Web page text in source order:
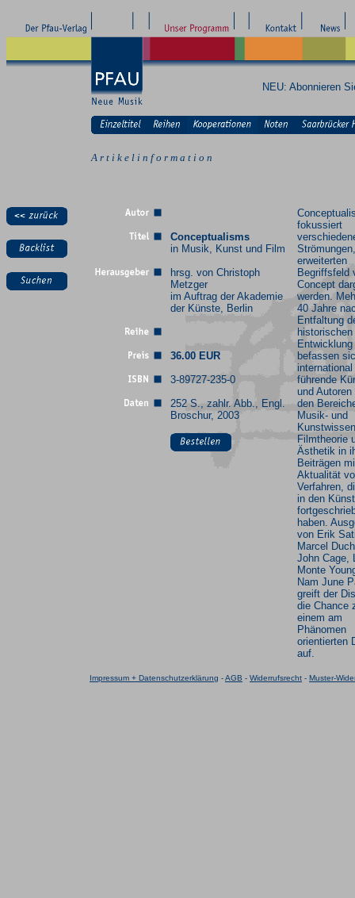
NEU: Abonnieren
A r t i k e l i n f o r m a t i o n
Conceptualisms
in Musik, Kunst und Film
hrsg. von Christoph
Metzger
im Auftrag der Akademie
der Künste, Berlin
36.00 EUR
3-89727-235-0
252 S., zahlr. Abb., Engl.
Broschur, 2003
fokussiert
erweiterten
Begriffsfeld
Concept
werden.
40 Jahre
Entfaltung
historischen
Entwicklung
befassen
international
führende
und Autoren
den
Musik- und
Filmtheorie
Ästhetik in
Beiträgen
Aktualität
Verfahren,
in den
haben.
von Erik
Marcel
John Cage,
Monte
Nam June
greift der
die Chance
einem am
Phänomen
orientierten
auf.
Impressum + Datenschutzerklärung -AGB - Widerrufsrecht - Muster-